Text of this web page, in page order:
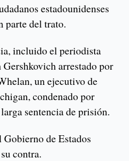
estadounidenses
parte del trato.
incluido el periodista
arrestado por
un ejecutivo de
condenado por
sentencia de prisión.
de Estados
contra.